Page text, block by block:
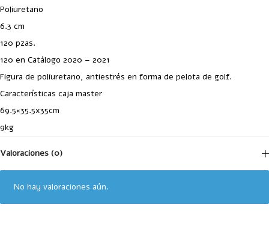
Poliuretano
6.3 cm
120 pzas.
120 en Catálogo 2020 – 2021
Figura de poliuretano, antiestrés en forma de pelota de golf.
Características caja master
69.5×35.5x35cm
9kg
Valoraciones (0)
No hay valoraciones aún.